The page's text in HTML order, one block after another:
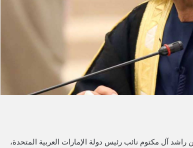
آل مكتوم نائب رئيس دولة الإمارات العربية المتحدة،